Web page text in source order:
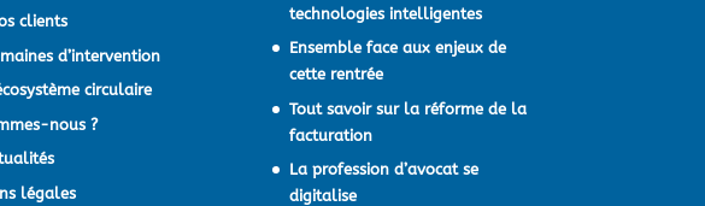
clients
d’intervention
circulaire
nous ?
légales
technologies intelligentes
Ensemble face aux enjeux de
cette rentrée
Tout savoir sur la réforme de la
facturation
La profession d’avocat se
digitalise